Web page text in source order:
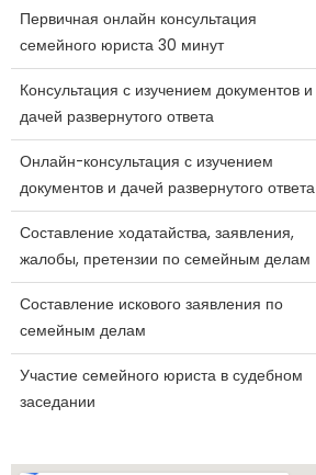
Первичная онлайн консультация
семейного юриста 30 минут
Консультация с изучением документов и
дачей развернутого ответа
Онлайн-консультация с изучением
документов и дачей развернутого ответа
Составление ходатайства, заявления,
жалобы, претензии по семейным делам
Составление искового заявления по
семейным делам
Участие семейного юриста в судебном
заседании